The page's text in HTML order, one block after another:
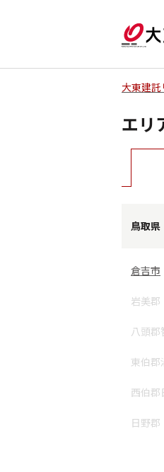
大東建
エリ
鳥取県
倉吉市
岩美郡
八頭郡
東伯郡
西伯郡
日野郡